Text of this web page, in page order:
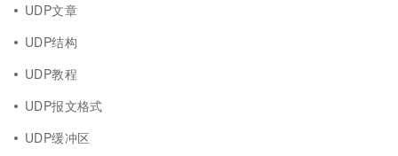
UDP文章
UDP结构
UDP教程
UDP报文格式
UDP缓冲区